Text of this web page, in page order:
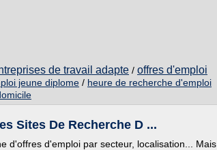
de travail adapte / offres d'emploi
jeune diplome / heure de recherche d'emploi
Sites De Recherche D ...
d'offres d'emploi par secteur, localisation... Mais